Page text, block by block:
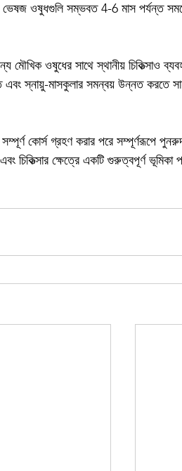
ওষুধগুলি সম্ভবত 4-6 মাস পর্যন্ত
ওষুধের সাথে স্থানীয় চিকিত্সাও
এবং স্নায়ু-মাসকুলার সমন্বয় উন্নত করতে
সম্পূর্ণ কোর্স গ্রহণ করার পরে সম্পূর্ণরূপে
চিকিত্সার ক্ষেত্রে একটি গুরুত্বপূর্ণ ভূমিকা